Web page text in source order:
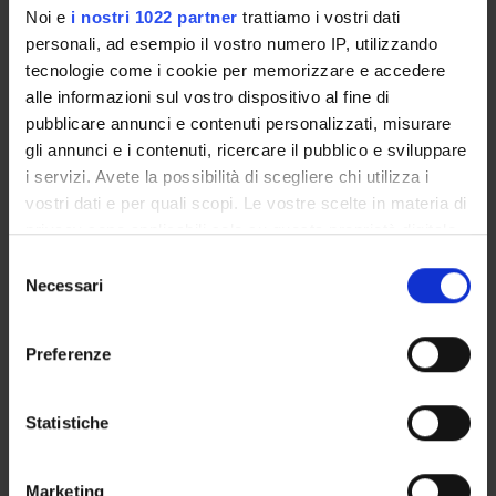
Noi e i nostri 1022 partner trattiamo i vostri dati
personali, ad esempio il vostro numero IP, utilizzando
tecnologie come i cookie per memorizzare e accedere
alle informazioni sul vostro dispositivo al fine di
pubblicare annunci e contenuti personalizzati, misurare
gli annunci e i contenuti, ricercare il pubblico e sviluppare
i servizi. Avete la possibilità di scegliere chi utilizza i
vostri dati e per quali scopi. Le vostre scelte in materia di
privacy sono applicabili solo su questa proprietà digitale
modificare o revocare il proprio consenso in qualsiasi
momento dalla Dichiarazione sui cookie o facendo clic
raccogliere informazioni sulla tua posizione
geografica, con un'approssimazione di qualche
delNecessari
Preferenze
Statistiche
Marketing
Paola Bertoli
Referente esterno
Data pubblicazione
OFFERTA FORMATIVA
CORSI DI STUDIO
DOTTORATI, MASTER E FORMAZIONE SUPERIORE
Persone